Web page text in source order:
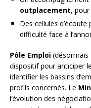
outplacement,
Des cellules
difficulté face à
Pôle Emploi (désormais
dispositif pour anticiper
identifier les bassins
profils concernés. Le
l’évolution des